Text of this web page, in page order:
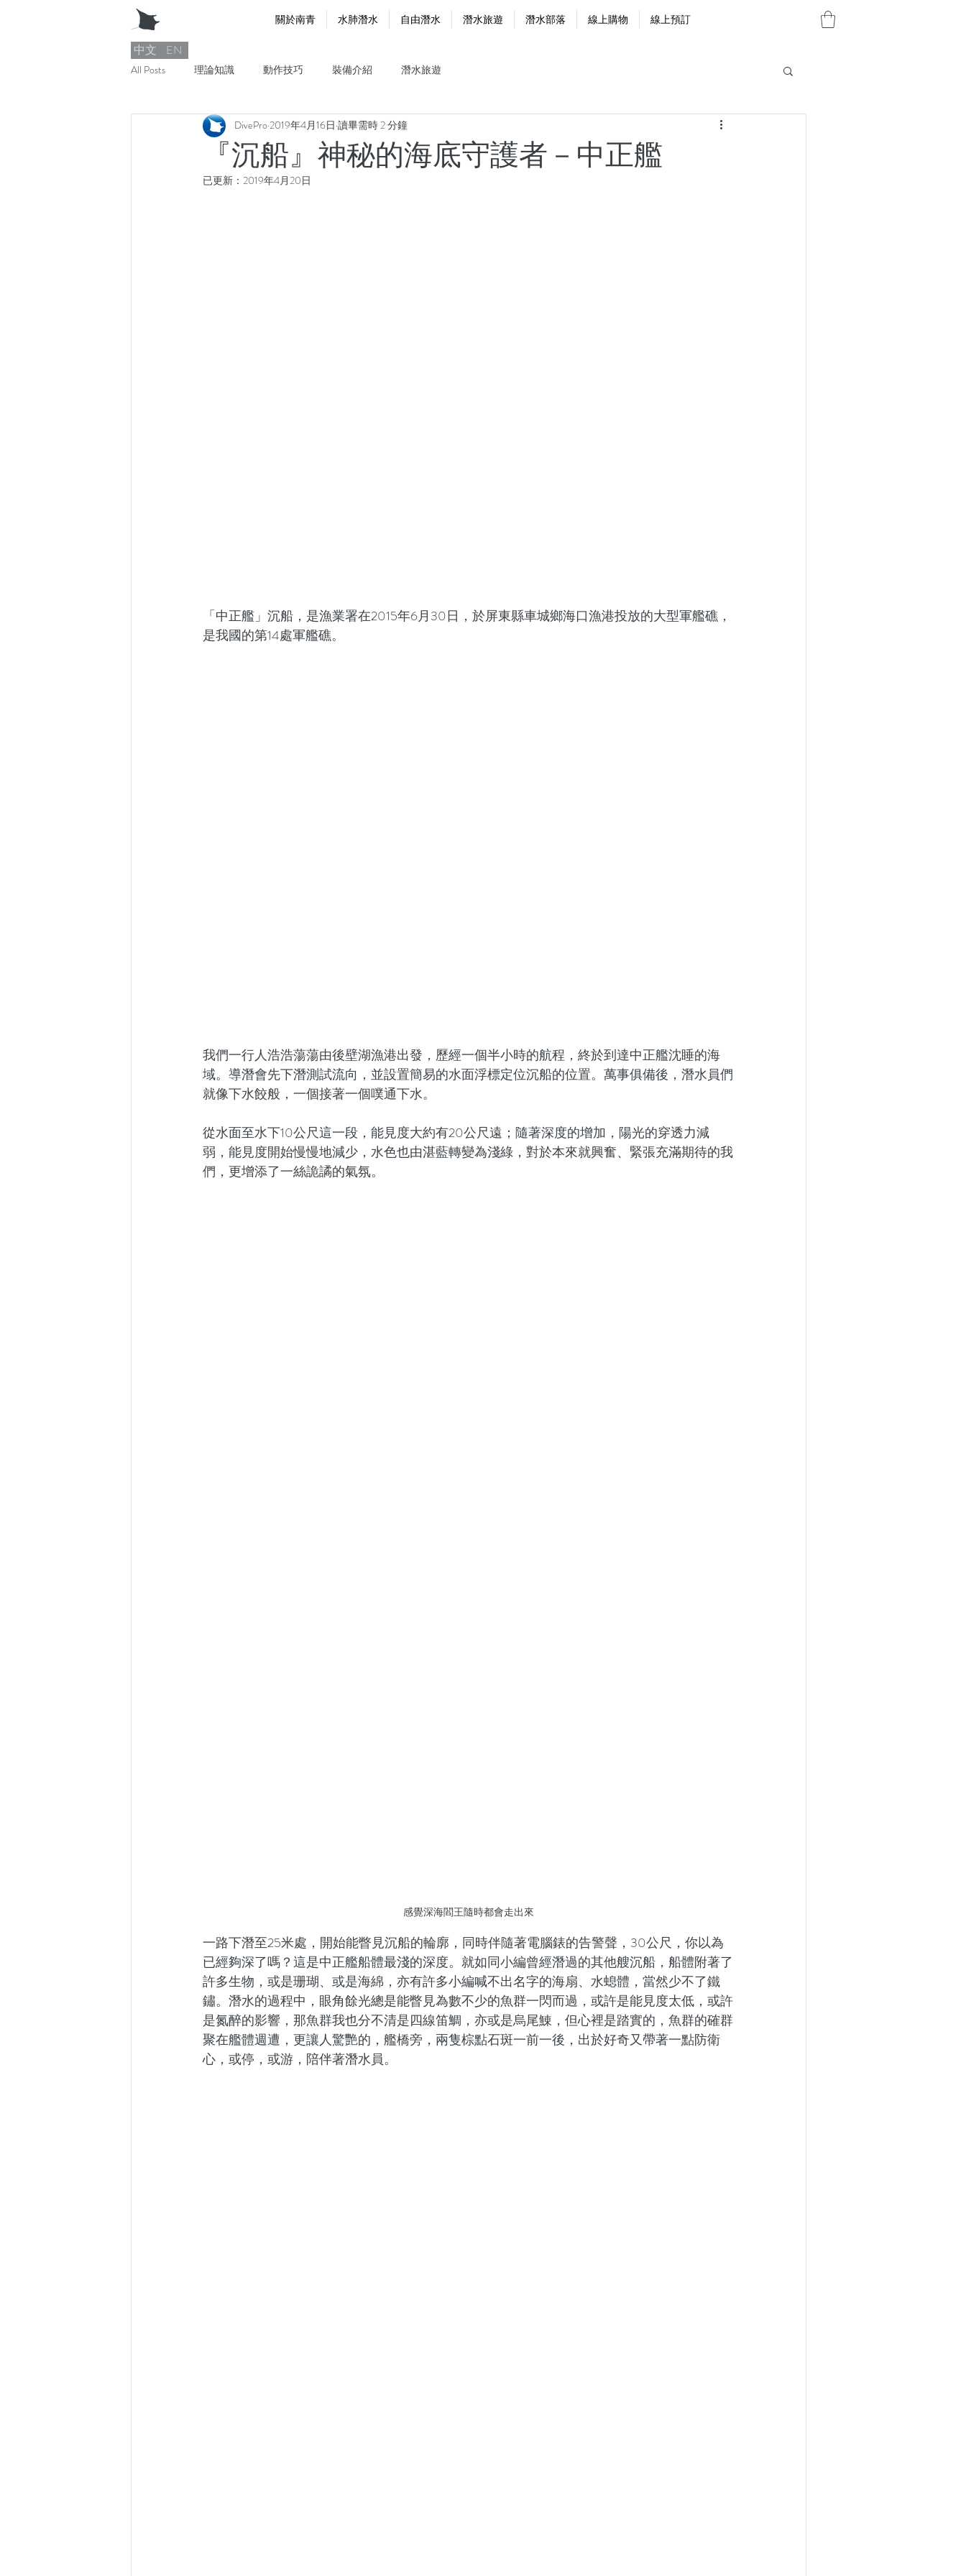
關於南青 水肺潛水 自由潛水 潛水旅遊 潛水部落 線上購物 線上預訂
All Posts 理論知識 動作技巧 裝備介紹 潛水旅遊
『沉船』神秘的海底守護者－中正艦
DivePro 2019年4月16日 讀畢需時 2 分鐘
已更新： 2019年4月20日
「中正艦」沉船，是漁業署在2015年6月30日，於屏東縣車城鄉海口漁港投放的大型軍艦礁，
是我國的第14處軍艦礁。
我們一行人浩浩蕩蕩由後壁湖漁港出發，歷經一個半小時的航程，終於到達中正艦沈睡的海
域。導潛會先下潛測試流向，並設置簡易的水面浮標定位沉船的位置。萬事俱備後，潛水員們
就像下水餃般，一個接著一個噗通下水。
從水面至水下10公尺這一段，能見度大約有20公尺遠；隨著深度的增加，陽光的穿透力減
弱，能見度開始慢慢地減少，水色也由湛藍轉變為淺綠，對於本來就興奮、緊張充滿期待的我
們，更增添了一絲詭譎的氣氛。
感覺深海閻王隨時都會走出來
一路下潛至25米處，開始能瞥見沉船的輪廓，同時伴隨著電腦錶的告警聲，30公尺，你以為
已經夠深了嗎？這是中正艦船體最淺的深度。就如同小編曾經潛過的其他艘沉船，船體附著了
許多生物，或是珊瑚、或是海綿，亦有許多小編喊不出名字的海扇、水螅體，當然少不了鐵
鏽。潛水的過程中，眼角餘光總是能瞥見為數不少的魚群一閃而過，或許是能見度太低，或許
是氮醉的影響，那魚群我也分不清是四線笛鯛，亦或是烏尾鯟，但心裡是踏實的，魚群的確群
聚在艦體週遭，更讓人驚艷的，艦橋旁，兩隻棕點石斑一前一後，出於好奇又帶著一點防衛
心，或停，或游，陪伴著潛水員。
EN
中文